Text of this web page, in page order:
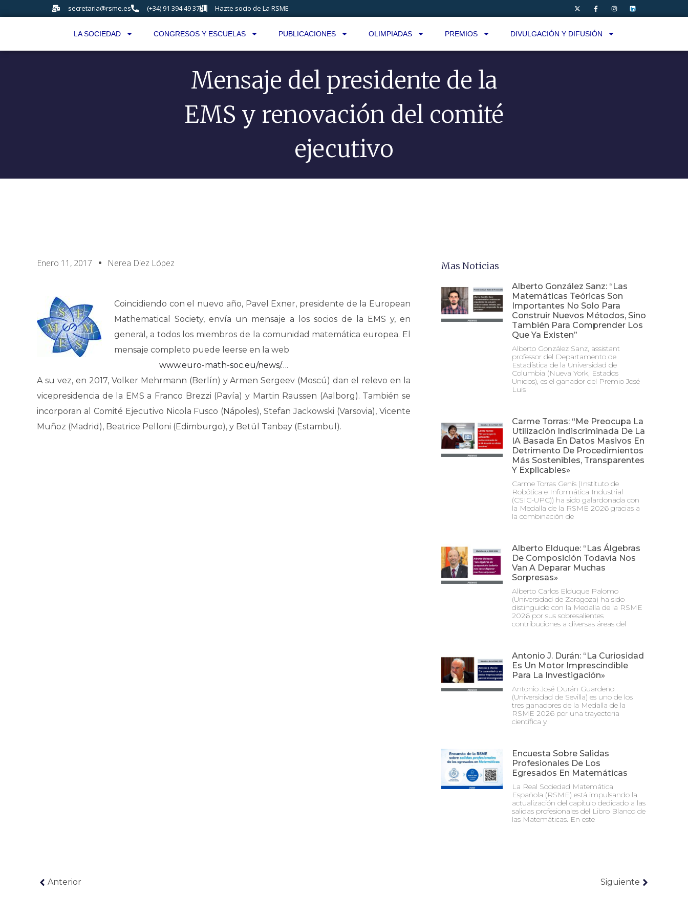
secretaria@rsme.es (+34) 91 394 49 37 Hazte socio de La RSME
LA SOCIEDAD CONGRESOS Y ESCUELAS PUBLICACIONES OLIMPIADAS PREMIOS DIVULGACIÓN Y DIFUSIÓN
Mensaje del presidente de la
EMS y renovación del comité
ejecutivo
Enero 11, 2017 Nerea Diez López
Coincidiendo con el nuevo año, Pavel Exner, presidente de la European
Mathematical Society, envía un mensaje a los socios de la EMS y, en
general, a todos los miembros de la comunidad matemática europea. El
mensaje completo puede leerse en la web
www.euro-math-soc.eu/news/….
A su vez, en 2017, Volker Mehrmann (Berlín) y Armen Sergeev (Moscú) dan el relevo en la
vicepresidencia de la EMS a Franco Brezzi (Pavía) y Martin Raussen (Aalborg). También se
incorporan al Comité Ejecutivo Nicola Fusco (Nápoles), Stefan Jackowski (Varsovia), Vicente
Muñoz (Madrid), Beatrice Pelloni (Edimburgo), y Betül Tanbay (Estambul).
Mas Noticias
Alberto González Sanz: “Las
Matemáticas Teóricas Son
Importantes No Solo Para
Construir Nuevos Métodos, Sino
También Para Comprender Los
Que Ya Existen”
Alberto González Sanz, assistant
professor del Departamento de
Estadística de la Universidad de
Columbia (Nueva York, Estados
Unidos), es el ganador del Premio José
Luis
Carme Torras: “Me Preocupa La
Utilización Indiscriminada De La
IA Basada En Datos Masivos En
Detrimento De Procedimientos
Más Sostenibles, Transparentes
Y Explicables»
Carme Torras Genís (Instituto de
Robótica e Informática Industrial
(CSIC-UPC)) ha sido galardonada con
la Medalla de la RSME 2026 gracias a
la combinación de
Alberto Elduque: “Las Álgebras
De Composición Todavía Nos
Van A Deparar Muchas
Sorpresas»
Alberto Carlos Elduque Palomo
(Universidad de Zaragoza) ha sido
distinguido con la Medalla de la RSME
2026 por sus sobresalientes
contribuciones a diversas áreas del
Antonio J. Durán: “La Curiosidad
Es Un Motor Imprescindible
Para La Investigación»
Antonio José Durán Guardeño
(Universidad de Sevilla) es uno de los
tres ganadores de la Medalla de la
RSME 2026 por una trayectoria
científica y
Encuesta Sobre Salidas
Profesionales De Los
Egresados En Matemáticas
La Real Sociedad Matemática
Española (RSME) está impulsando la
actualización del capítulo dedicado a las
salidas profesionales del Libro Blanco de
las Matemáticas. En este
Anterior Siguiente